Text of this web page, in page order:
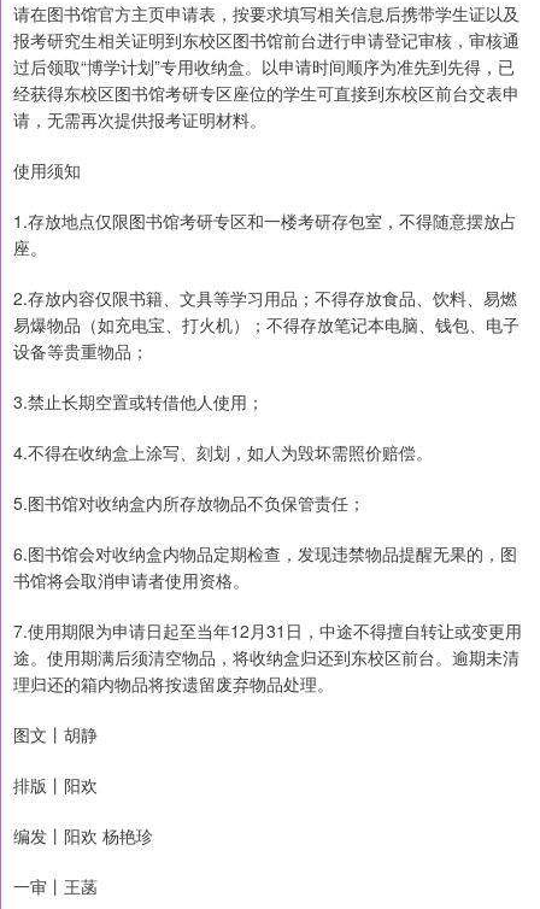
请在图书馆官方主页申请表，按要求填写相关信息后携带学生证以及
报考研究生相关证明到东校区图书馆前台进行申请登记审核，审核通
过后领取“博学计划”专用收纳盒。以申请时间顺序为准先到先得，已
经获得东校区图书馆考研专区座位的学生可直接到东校区前台交表申
请，无需再次提供报考证明材料。
使用须知
1.存放地点仅限图书馆考研专区和一楼考研存包室，不得随意摆放占
座。
2.存放内容仅限书籍、文具等学习用品；不得存放食品、饮料、易燃
易爆物品（如充电宝、打火机）；不得存放笔记本电脑、钱包、电子
设备等贵重物品；
3.禁止长期空置或转借他人使用；
4.不得在收纳盒上涂写、刻划，如人为毁坏需照价赔偿。
5.图书馆对收纳盒内所存放物品不负保管责任；
6.图书馆会对收纳盒内物品定期检查，发现违禁物品提醒无果的，图
书馆将会取消申请者使用资格。
7.使用期限为申请日起至当年12月31日，中途不得擅自转让或变更用
途。使用期满后须清空物品，将收纳盒归还到东校区前台。逾期未清
理归还的箱内物品将按遗留废弃物品处理。
图文丨胡静
排版丨阳欢
编发丨阳欢 杨艳珍
一审丨王菡